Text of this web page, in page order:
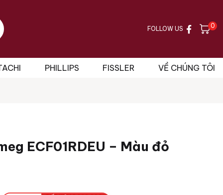
FOLLOW US 0
PHILLIPS FISSLER VỀ CHÚNG TÔI
ECF01RDEU – Màu đỏ